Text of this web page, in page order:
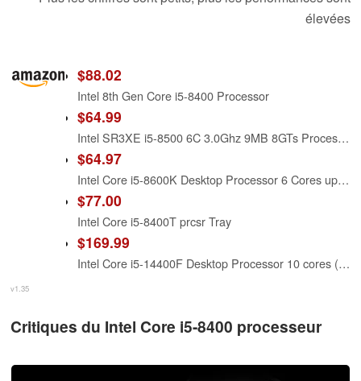
élevées
$88.02
Intel 8th Gen Core i5-8400 Processor
$64.99
Intel SR3XE i5-8500 6C 3.0Ghz 9MB 8GTs Processor (Renewed)
$64.97
Intel Core i5-8600K Desktop Processor 6 Cores up to 4.3 GHz Unlocked LGA 1151 300 Series 95W (Renewed)
$77.00
Intel Core i5-8400T prcsr Tray
$169.99
Intel Core i5-14400F Desktop Processor 10 cores (6 P-cores + 4 E-cores) up to 4.7 GHz
v1.35
Critiques du Intel Core i5-8400 processeur